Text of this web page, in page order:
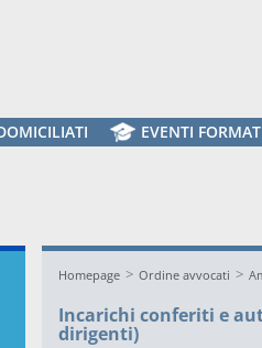
EVENTI
Homepage > Ordine avvocati >
Incarichi conferiti e
dirigenti)